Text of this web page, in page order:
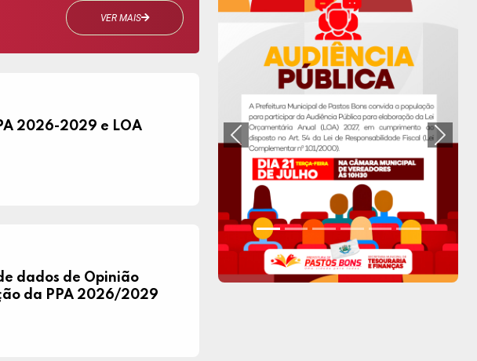
VER MAIS
2026-2029 e LOA
dados de Opinião
da PPA 2026/2029
Previous Next